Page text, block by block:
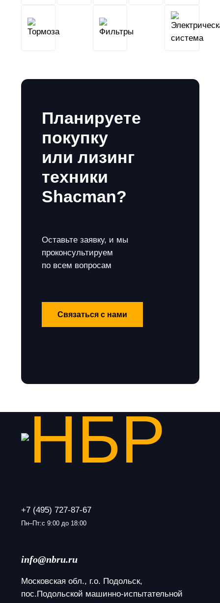
Тормоза Фильтры
Планируете
покупку
или лизинг
техники
Shacman?
Оставьте заявку, и мы
проконсультируем
по всем вопросам
Связаться с нами
+7 (495) 727-87-67
Пн–Пт:с 9:00 до 18:00
info@nbru.ru
Московская обл., г.о. Подольск,
пос.Подольской машинно-испытательной